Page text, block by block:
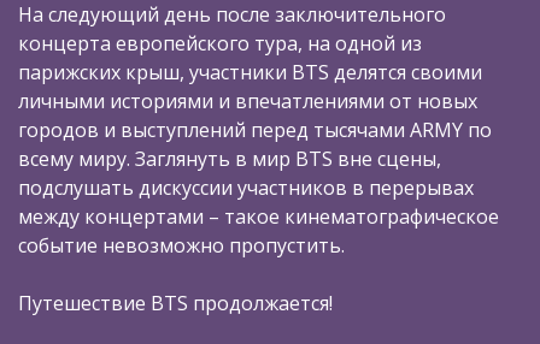
На следующий день после заключительного
концерта европейского тура, на одной из
парижских крыш, участники BTS делятся своими
личными историями и впечатлениями от новых
городов и выступлений перед тысячами ARMY по
всему миру. Заглянуть в мир BTS вне сцены,
подслушать дискуссии участников в перерывах
между концертами – такое кинематографическое
событие невозможно пропустить.
Путешествие BTS продолжается!